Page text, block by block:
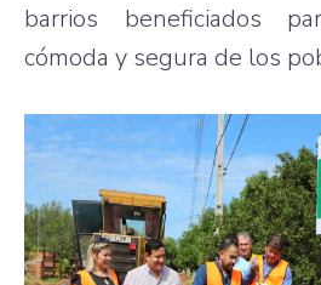
barrios beneficiados
cómoda y segura de los